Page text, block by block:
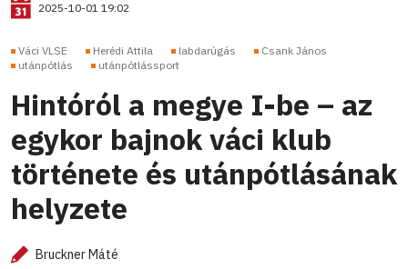
2025-10-01 19:02
Váci VLSE Herédi Attila labdarúgás
Csank János
utánpótlás
utánpótlássport
Hintóról a megye I-be – az
egykor bajnok váci klub
története és utánpótlásának
helyzete
Bruckner Máté